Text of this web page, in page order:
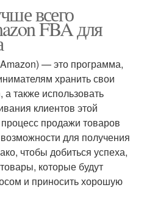
всего
FBA для
— это программа,
хранить свои
также использовать
клиентов этой
продажи товаров
для получения
чтобы добиться успеха,
которые будут
и приносить хорошую